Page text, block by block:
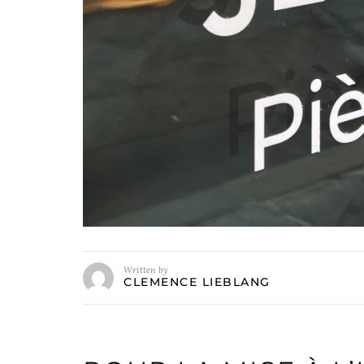
Written by
CLEMENCE LIEBLANG